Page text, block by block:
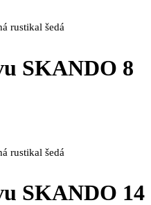
rustikal šedá
SKANDO 8
rustikal šedá
SKANDO 14